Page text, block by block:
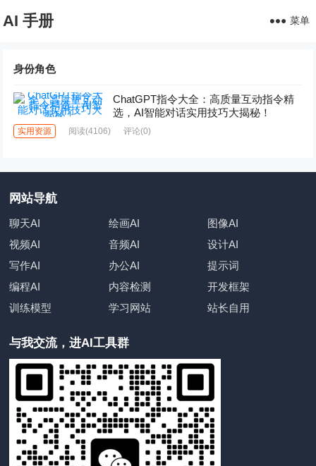
AI 手册 菜单
身份角色
ChatGPT指令大全：高质量互动指令精
选，AI智能对话实用技巧大揭秘！
实用资源 阅读(4106) 评论(0)
网站导航
聊天AI 绘画AI
图像AI
视频AI
音频AI
设计AI
写作AI
办公AI
提示词
编程AI
内容检测
开发框架
训练模型
学习网站 站长自用
与我交流，进AI工具群